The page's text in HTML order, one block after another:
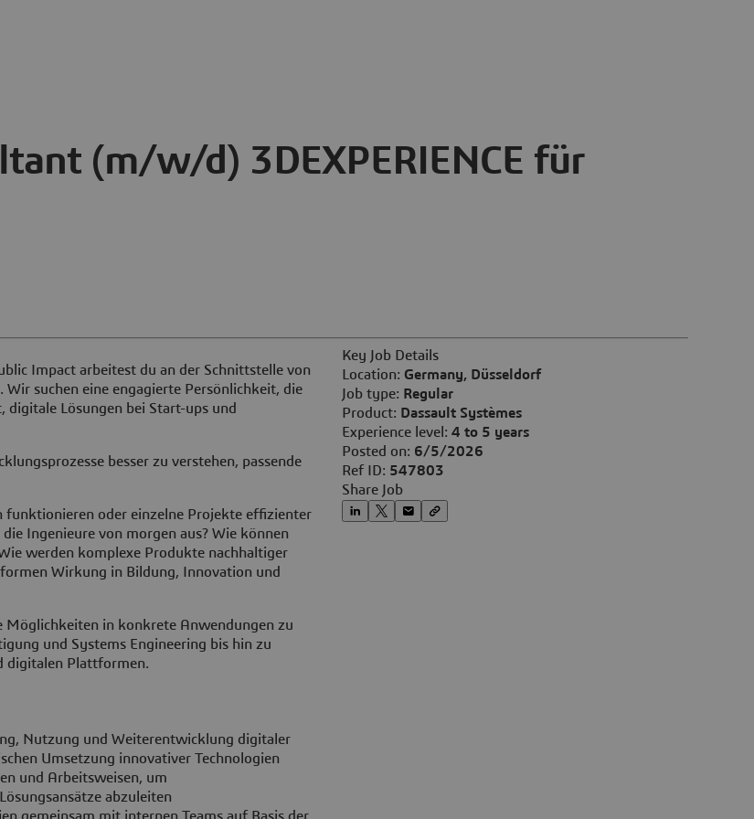
(m/w/d) 3DEXPERIENCE für
Key Job Details
Location: Germany, Düsseldorf
Job type: Regular
Product: Dassault Systèmes
Experience level: 4 to 5 years
Posted on: 6/5/2026
Ref ID: 547803
Share Job
Impact arbeitest du an der Schnittstelle von
suchen eine engagierte Persönlichkeit, die
Lösungen bei Start-ups und
besser zu verstehen, passende
funktionieren oder einzelne Projekte effizienter
Ingenieure von morgen aus? Wie können
werden komplexe Produkte nachhaltiger
Wirkung in Bildung, Innovation und
Möglichkeiten in konkrete Anwendungen zu
und Systems Engineering bis hin zu
digitalen Plattformen.
Nutzung und Weiterentwicklung digitaler
Umsetzung innovativer Technologien
und Arbeitsweisen, um
abzuleiten